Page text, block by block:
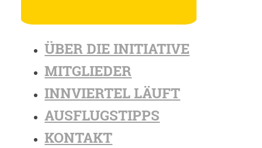
ÜBER DIE INITIATIVE
MITGLIEDER
INNVIERTEL LÄUFT
AUSFLUGSTIPPS
KONTAKT